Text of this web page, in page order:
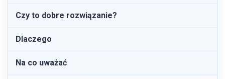
Czy to dobre rozwiązanie?
Dlaczego
Na co uważać